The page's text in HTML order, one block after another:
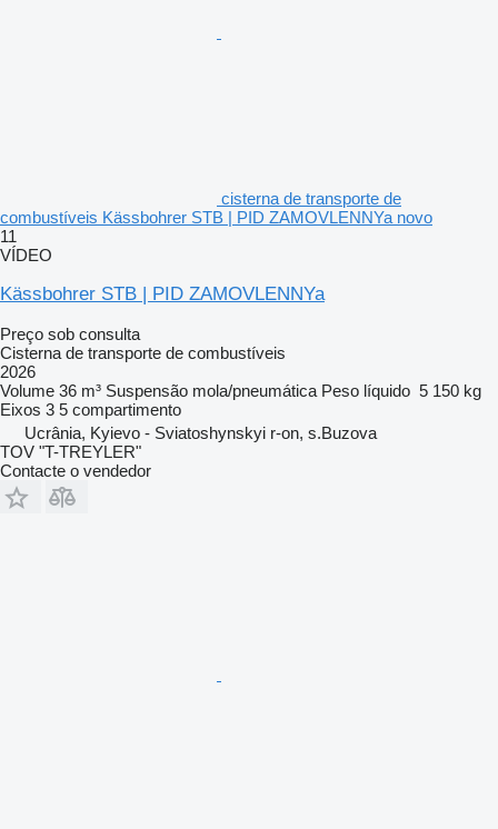
cisterna de transporte de
combustíveis Kässbohrer STB | PID ZAMOVLENNYa novo
11
VÍDEO
Kässbohrer STB | PID ZAMOVLENNYa
Preço sob consulta
Cisterna de transporte de combustíveis
2026
Volume 36 m³ Suspensão mola/pneumática Peso líquido 5 150 kg
Eixos 3 5 compartimento
Ucrânia, Kyievo - Sviatoshynskyi r-on, s.Buzova
TOV "T-TREYLER"
Contacte o vendedor